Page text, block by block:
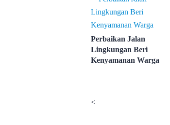
Perbaikan Jalan
Lingkungan Beri
Kenyamanan Warga
<